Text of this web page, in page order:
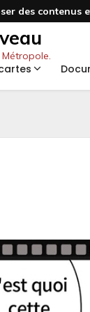
des contenus